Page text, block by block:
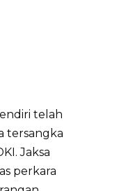
telah
tersangka
Jaksa
perkara